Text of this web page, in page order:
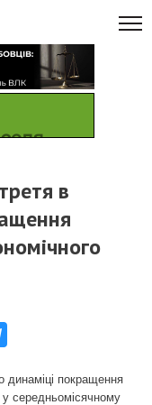
в
динаміці покращення
у середньомісячному